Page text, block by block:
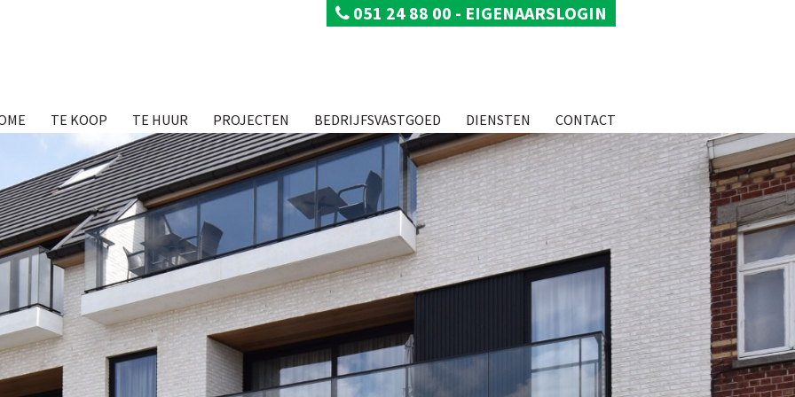
051 24 88 00 - EIGENAARSLOGIN
TE KOOP TE HUUR PROJECTEN BEDRIJFSVASTGOED DIENSTEN CONTACT